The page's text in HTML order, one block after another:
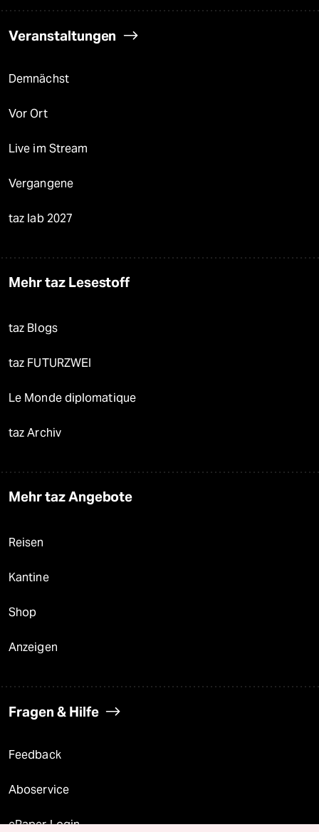
Veranstaltungen
Demnächst
Vor Ort
Live im Stream
Vergangene
taz lab 2027
Mehr taz Lesestoff
taz Blogs
taz FUTURZWEI
Le Monde diplomatique
taz Archiv
Mehr taz Angebote
Reisen
Kantine
Shop
Anzeigen
Fragen & Hilfe
Feedback
Aboservice
ePaper Login